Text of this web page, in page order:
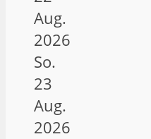
Aug.
2026
So.
23
Aug.
2026